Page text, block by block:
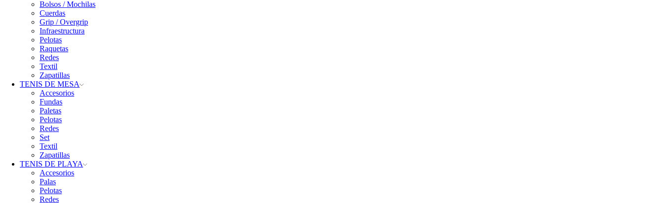
Bolsos / Mochilas
Cuerdas
Grip / Overgrip
Infraestructura
Pelotas
Raquetas
Redes
Textil
Zapatillas
TENIS DE MESA
Accesorios
Fundas
Paletas
Pelotas
Redes
Set
Textil
Zapatillas
TENIS DE PLAYA
Accesorios
Palas
Pelotas
Redes